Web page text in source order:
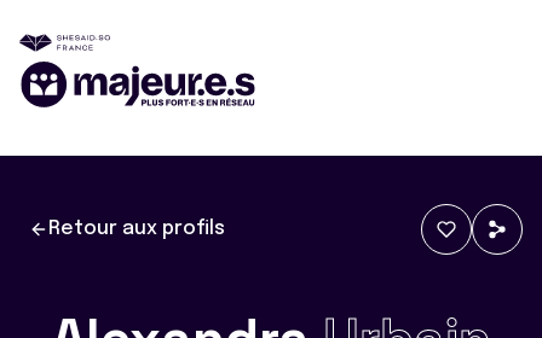
Retour aux profils